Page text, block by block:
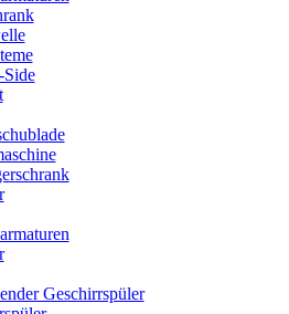
Side
Geschirrspüler